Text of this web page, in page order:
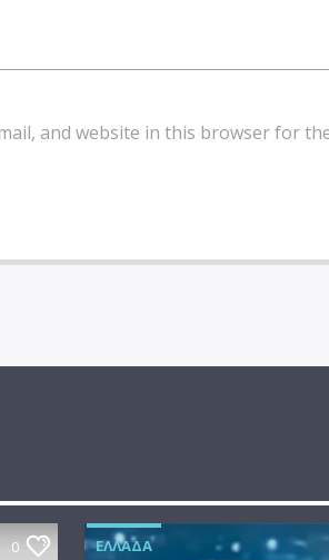
and website in this browser for
0 ΕΛΛΆΔΑ